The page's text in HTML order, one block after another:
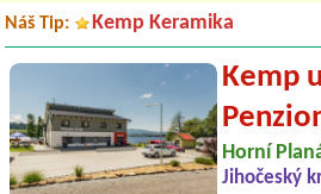
Náš Tip: Kemp Keramika
Kemp
Horní
Jihočeský